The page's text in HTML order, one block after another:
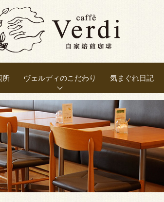
所 ヴェルディのこだわり 気まぐれ日記